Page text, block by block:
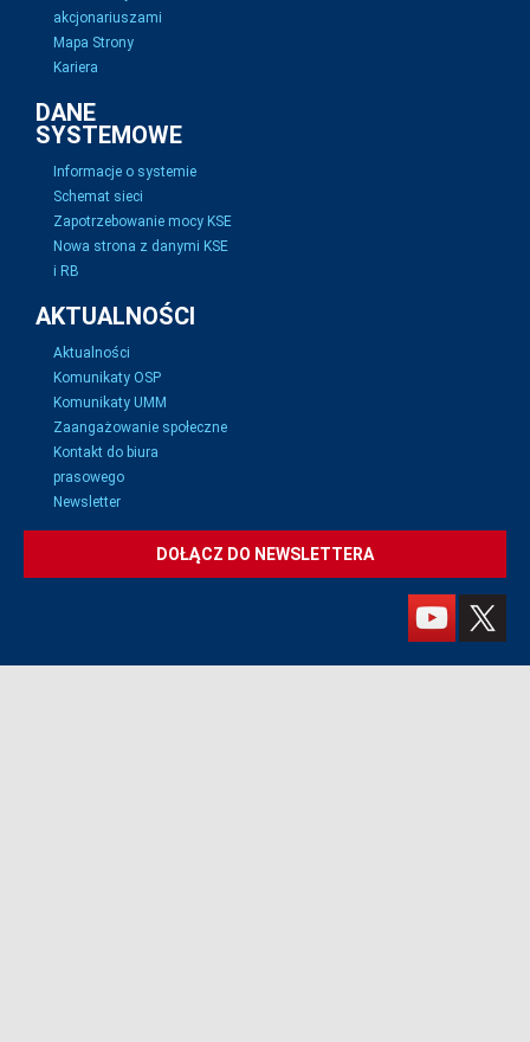
akcjonariuszami
Mapa Strony
Kariera
DANE
SYSTEMOWE
Informacje o systemie
Schemat sieci
Zapotrzebowanie mocy KSE
Nowa strona z danymi KSE
i RB
AKTUALNOŚCI
Aktualności
Komunikaty OSP
Komunikaty UMM
Zaangażowanie społeczne
Kontakt do biura
prasowego
Newsletter
DOŁĄCZ DO NEWSLETTERA